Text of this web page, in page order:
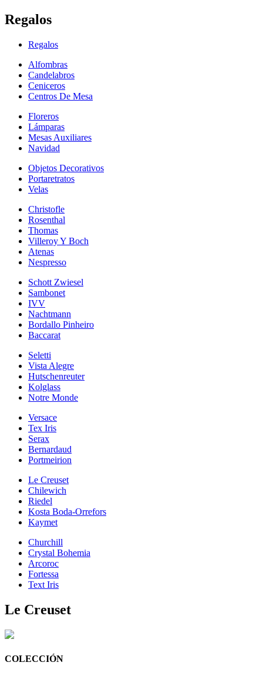
Regalos
Regalos
Alfombras
Candelabros
Ceniceros
Centros De Mesa
Floreros
Lámparas
Mesas Auxiliares
Navidad
Objetos Decorativos
Portaretratos
Velas
Christofle
Rosenthal
Thomas
Villeroy Y Boch
Atenas
Nespresso
Schott Zwiesel
Sambonet
IVV
Nachtmann
Bordallo Pinheiro
Baccarat
Seletti
Vista Alegre
Hutschenreuter
Kolglass
Notre Monde
Versace
Tex Iris
Serax
Bernardaud
Portmeirion
Le Creuset
Chilewich
Riedel
Kosta Boda-Orrefors
Kaymet
Churchill
Crystal Bohemia
Arcoroc
Fortessa
Text Iris
Le Creuset
COLECCIÓN